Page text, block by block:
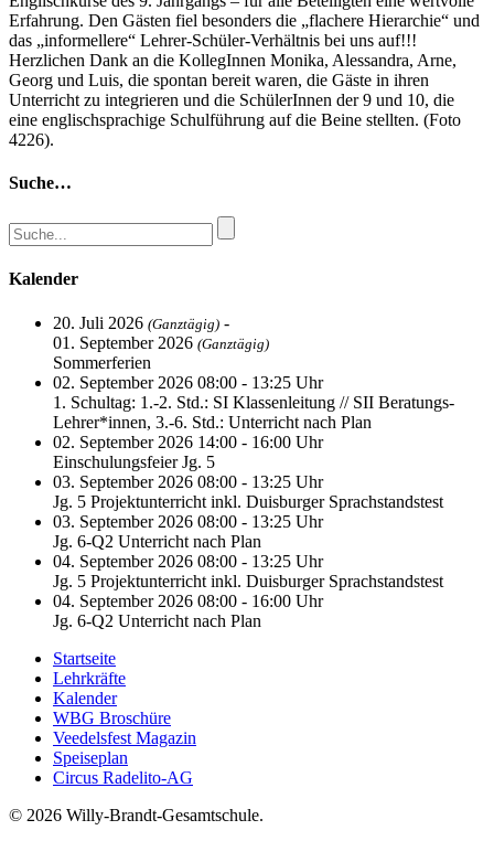
Erfahrung. Den Gästen fiel besonders die „flachere Hierarchie“ und
das „informellere“ Lehrer-Schüler-Verhältnis bei uns auf!!!
Herzlichen Dank an die KollegInnen Monika, Alessandra, Arne,
Georg und Luis, die spontan bereit waren, die Gäste in ihren
Unterricht zu integrieren und die SchülerInnen der 9 und 10, die
eine englischsprachige Schulführung auf die Beine stellten. (Foto
4226).
Suche…
Kalender
20. Juli 2026 (Ganztägig) -
01. September 2026 (Ganztägig)
Sommerferien
02. September 2026 08:00 - 13:25 Uhr
1. Schultag: 1.-2. Std.: SI Klassenleitung // SII Beratungs-
Lehrer*innen, 3.-6. Std.: Unterricht nach Plan
02. September 2026 14:00 - 16:00 Uhr
Einschulungsfeier Jg. 5
03. September 2026 08:00 - 13:25 Uhr
Jg. 5 Projektunterricht inkl. Duisburger Sprachstandstest
03. September 2026 08:00 - 13:25 Uhr
Jg. 6-Q2 Unterricht nach Plan
04. September 2026 08:00 - 13:25 Uhr
Jg. 5 Projektunterricht inkl. Duisburger Sprachstandstest
04. September 2026 08:00 - 16:00 Uhr
Jg. 6-Q2 Unterricht nach Plan
Startseite
Lehrkräfte
Kalender
WBG Broschüre
Veedelsfest Magazin
Speiseplan
Circus Radelito-AG
© 2026 Willy-Brandt-Gesamtschule.